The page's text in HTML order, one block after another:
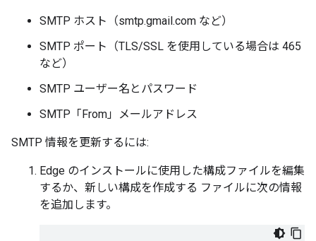
SMTP ホスト（smtp.gmail.com など）
SMTP ポート（TLS/SSL を使用している場合は 465
など）
SMTP ユーザー名とパスワード
SMTP「From」メールアドレス
SMTP 情報を更新するには:
Edge のインストールに使用した構成ファイルを編集
するか、新しい構成を作成する ファイルに次の情報
を追加します。